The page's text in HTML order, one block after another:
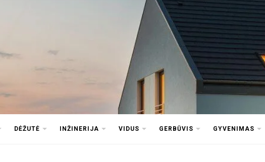
DĖŽUTĖ INŽINERIJA VIDUS GERBŪVIS GYVENIMAS